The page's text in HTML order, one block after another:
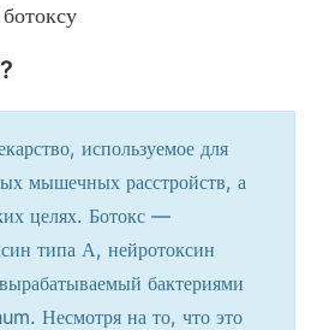
используемое для
мышечных расстройств, а
целях. Ботокс —
типа А, нейротоксин
бактериями
Несмотря на то, что это